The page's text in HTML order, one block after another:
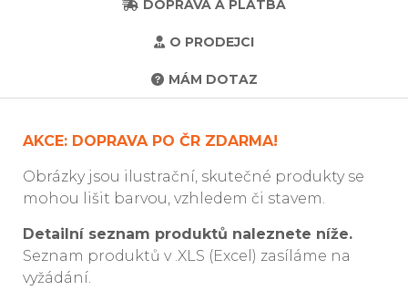
DOPRAVA A PLATBA
O PRODEJCI
MÁM DOTAZ
AKCE: DOPRAVA PO ČR ZDARMA!
Obrázky jsou ilustrační, skutečné produkty se
mohou lišit barvou, vzhledem či stavem.
Detailní seznam produktů naleznete níže.
Seznam produktů v .XLS (Excel) zasíláme na
vyžádání.